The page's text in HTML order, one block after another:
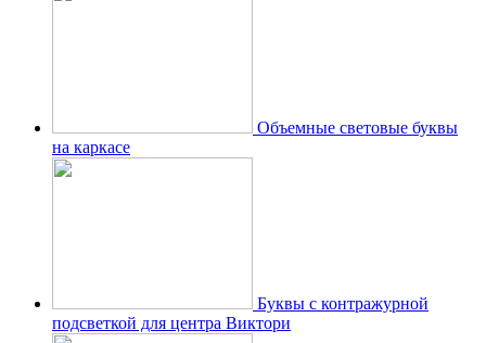
Объемные световые буквы
на каркасе
Буквы с контражурной
подсветкой для центра Виктори